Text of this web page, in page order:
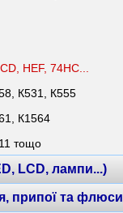
HEF, 74HC...
К531, К555
К1564
тощо
LCD, лампи...)
припої та флюси